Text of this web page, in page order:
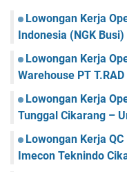
Lowongan Kerja
Indonesia (NGK
Lowongan Kerja
Warehouse PT
Lowongan Kerja
Tunggal Cikarang –
Lowongan Kerja
Imecon Teknindo